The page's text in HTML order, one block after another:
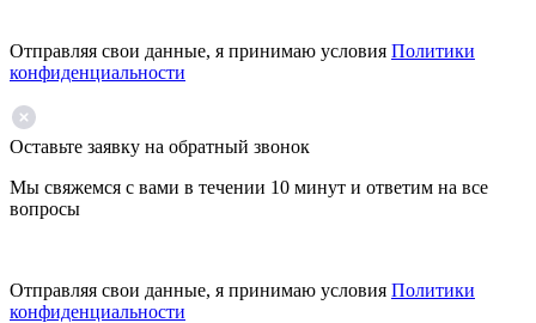
Отправляя свои данные, я принимаю условия Политики
конфиденциальности
Оставьте заявку на обратный звонок
Мы свяжемся с вами в течении 10 минут и ответим на все
вопросы
Отправляя свои данные, я принимаю условия Политики
конфиденциальности